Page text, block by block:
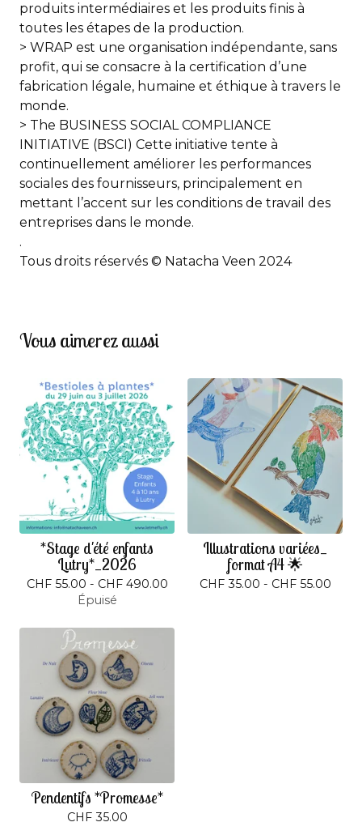
produits intermédiaires et les produits finis à
toutes les étapes de la production.
> WRAP est une organisation indépendante, sans
profit, qui se consacre à la certification d’une
fabrication légale, humaine et éthique à travers le
monde.
> The BUSINESS SOCIAL COMPLIANCE
INITIATIVE (BSCI) Cette initiative tente à
continuellement améliorer les performances
sociales des fournisseurs, principalement en
mettant l’accent sur les conditions de travail des
entreprises dans le monde.
.
Tous droits réservés © Natacha Veen 2024
Vous aimerez aussi
*Stage d'été enfants
Lutry*_2026
CHF55.00 - CHF490.00
Épuisé
Illustrations variées_
format A4 🌟
CHF35.00 - CHF55.00
Pendentifs *Promesse*
CHF35.00